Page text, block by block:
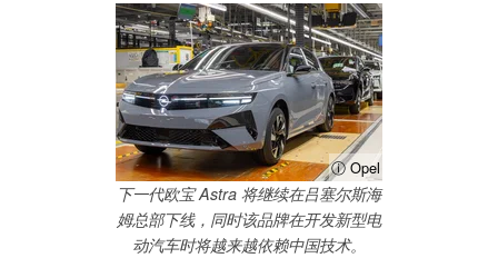
ⓘ Opel
下一代欧宝 Astra 将继续在吕塞尔斯海
姆总部下线，同时该品牌在开发新型电
动汽车时将越来越依赖中国技术。